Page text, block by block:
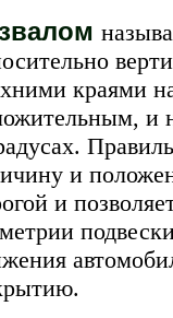
краями
и
и
и